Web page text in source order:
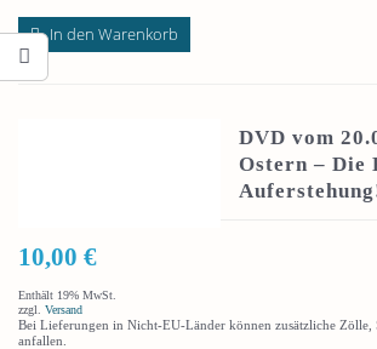
In den Warenkorb
DVD vom
Ostern – Die
10,00 €
Enthält 19% MwSt.
zzgl. Versand
Bei Lieferungen in Nicht-EU-Länder können zusätzliche Zölle,
anfallen.